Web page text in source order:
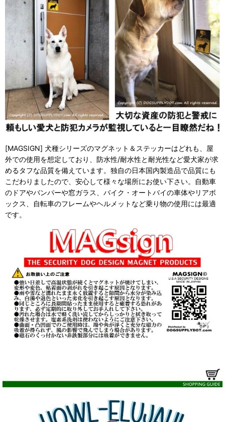
[MAGSIGN] 犬種シリーズのマグネット＆ステッカーはどれも、屋
外での使用を想定しており、防水性/耐水性と耐光性など愛犬家が求
めるタフな品質を備えています。独自の日本国内製造品で品質にも
こだわりましたので、安心して様々な場所にお使い下さい。自動車
のドアやバンパーや窓ガラス、バイク・オートバイの車体やリアボ
ックス、自転車のフレームやヘルメットなど乗り物の使用には最適
です。